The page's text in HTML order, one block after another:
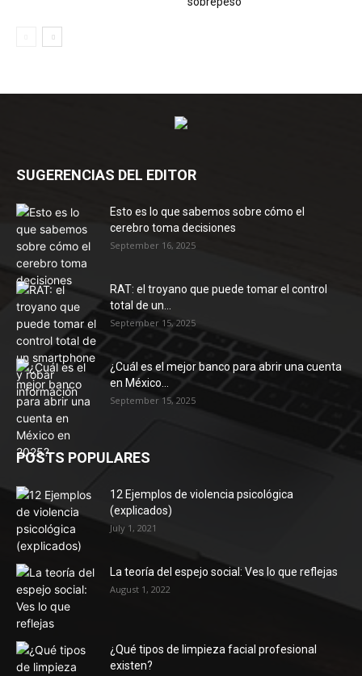
SUGERENCIAS DEL EDITOR
Esto es lo que sabemos sobre cómo el
cerebro toma decisiones
September 16, 2025
RAT: el troyano que puede tomar el control
total de un...
September 15, 2025
¿Cuál es el mejor banco para abrir una cuenta
en México...
September 15, 2025
POSTS POPULARES
12 Ejemplos de violencia psicológica
(explicados)
July 1, 2021
La teoría del espejo social: Ves lo que reflejas
August 1, 2022
¿Qué tipos de limpieza facial profesional
existen?